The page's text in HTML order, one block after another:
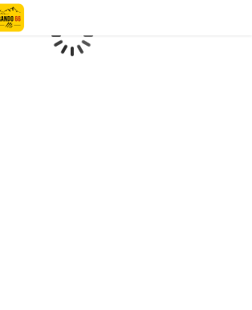
Pyrénées-Orientales Le Département
Chargement